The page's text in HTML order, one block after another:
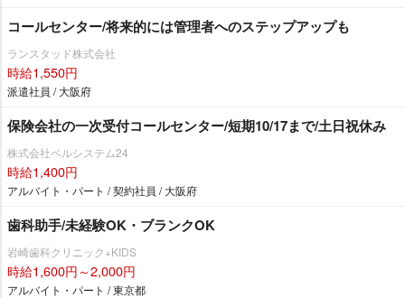
コールセンター/将来的には管理者へのステップアップも
ランスタッド株式会社
時給1,550円
派遣社員 / 大阪府
保険会社の一次受付コールセンター/短期10/17まで/土日祝休み
株式会社ベルシステム24
時給1,400円
アルバイト・パート / 契約社員 / 大阪府
歯科助手/未経験OK・ブランクOK
崎歯科クリニック+KIDS
時給1,600円～2,000円
アルバイト・パート / 東京都